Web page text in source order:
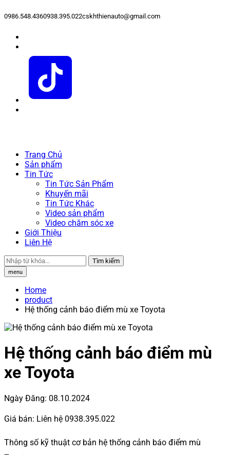
0986.548.4360938.395.022cskhthienauto@gmail.com
Trang Chủ
Sản phẩm
Tin Tức
Tin Tức Sản Phẩm
Khuyến mãi
Tin Tức Khác
Video sản phẩm
Video chăm sóc xe
Giới Thiệu
Liên Hệ
Tìm kiếm
menu
Home
product
Hệ thống cảnh báo điểm mù xe Toyota
Hệ thống cảnh báo điểm mù
xe Toyota
Ngày Đăng: 08.10.2024
Giá bán: Liên hệ 0938.395.022
Thông số kỹ thuật cơ bản hệ thống cảnh báo điểm mù